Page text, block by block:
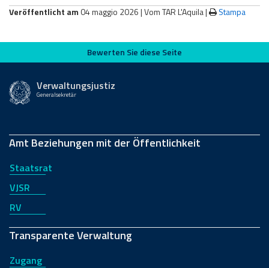
Veröffentlicht am 04 maggio 2026 |Vom TAR L'Aquila| Stampa
Bewerten Sie diese Seite
Bewerten Sie diese Seite
Verwaltungsjustiz
Generalsekretär
Amt Beziehungen mit der Öffentlichkeit
Staatsrat
VJSR
RV
Transparente Verwaltung
Zugang